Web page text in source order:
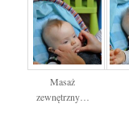
Masaż
zewnętrzny…